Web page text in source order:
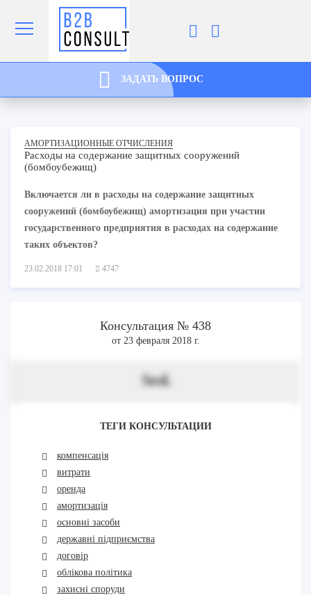
ЗАДАТЬ ВОПРОС
АМОРТИЗАЦИОННЫЕ ОТЧИСЛЕНИЯ
Расходы на содержание защитных сооружений
(бомбоубежищ)
Включается ли в расходы на содержание защитных
сооружений (бомбоубежищ) амортизация при участии
государственного предприятия в расходах на содержание
таких объектов?
23.02.2018 17:01 4747
Консультация № 438
от 23 февраля 2018 г.
Sed.
ТЕГИ КОНСУЛЬТАЦИИ
компенсація
витрати
оренда
амортизація
основні засоби
державні підприємства
договір
облікова політика
захисні споруди